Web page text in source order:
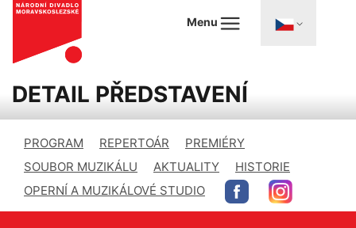
Menu
DETAIL PŘEDSTAVENÍ
PROGRAM REPERTOÁR
PREMIÉRY
SOUBOR MUZIKÁLU
AKTUALITY
HISTORIE
OPERNÍ A MUZIKÁLOVÉ STUDIO